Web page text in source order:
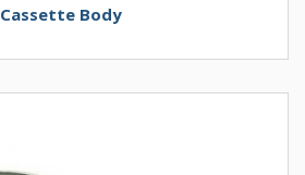
Cassette Body